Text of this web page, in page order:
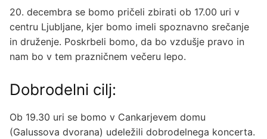
20. decembra se bomo pričeli zbirati ob 17.00 uri v
centru Ljubljane, kjer bomo imeli spoznavno srečanje
in druženje. Poskrbeli bomo, da bo vzdušje pravo in
nam bo v tem prazničnem večeru lepo.
Dobrodelni cilj:
Ob 19.30 uri se bomo v Cankarjevem domu
(Galussova dvorana) udeležili dobrodelnega koncerta.